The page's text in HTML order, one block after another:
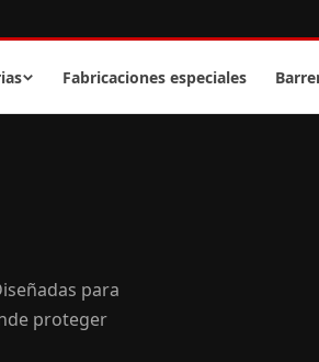
Fabricaciones especiales
para
proteger